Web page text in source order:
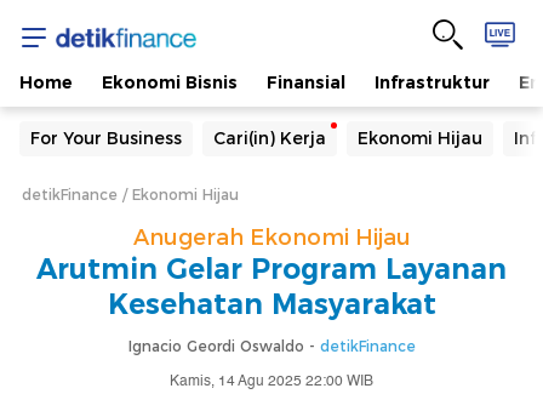
Home Ekonomi Bisnis Finansial Infrastruktur
For Your Business Cari(in) Kerja Ekonomi Hijau
detikFinance Ekonomi Hijau
Anugerah Ekonomi Hijau
Arutmin Gelar Program Layanan
Kesehatan Masyarakat
Ignacio Geordi Oswaldo - detikFinance
Kamis, 14 Agu 2025 22:00 WIB